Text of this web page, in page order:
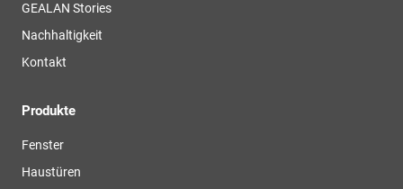
GEALAN Stories
Nachhaltigkeit
Kontakt
Produkte
Fenster
Haustüren